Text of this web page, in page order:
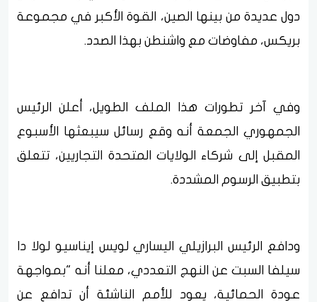
دول عديدة من بينها الصين، القوة الأكبر في مجموعة
بريكس، مفاوضات مع واشنطن بهذا الصدد.
وفي آخر تطورات هذا الملف الطويل، أعلن الرئيس
الجمهوري الجمعة أنه وقع رسائل سيبعثها الأسبوع
المقبل إلى شركاء الولايات المتحدة التجاريين، تتعلق
بتطبيق الرسوم المشددة.
ودافع الرئيس البرازيلي اليساري لويس إيناسيو لولا دا
سيلفا السبت عن النهج التعددي، معلنا أنه "بمواجهة
عودة الحمائية، يعود للأمم الناشئة أن تدافع عن